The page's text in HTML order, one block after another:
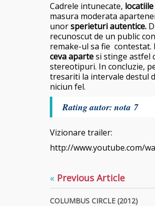
Cadrele intunecate,
masura moderata
unorsperieturi autentice.
recunoscut de un public
remake-ul sa fie contestat.
ceva apartesi stinge astfel
stereotipuri. In concluzie,
tresariti la intervale destul
niciun fel.
Rating autor: nota 7
Vizionare trailer:
http://www.youtube.com/
« Previous Article
COLUMBUS CIRCLE (2012)